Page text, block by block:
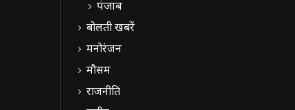
पंजाब
बोलती खबरें
मनोरंजन
मौसम
राजनीति